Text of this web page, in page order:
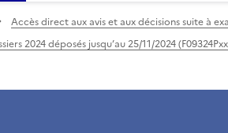
Accès direct aux avis et aux décisions suite à
2024 déposés jusqu’au 25/11/2024